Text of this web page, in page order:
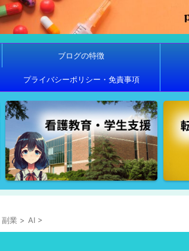
ブログの特徴
プライバシーポリシー・免責事項
業 > AI >